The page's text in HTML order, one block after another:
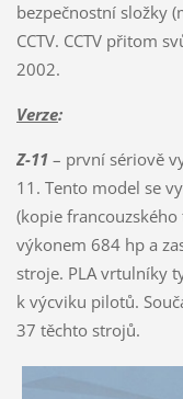
bezpečnostní složky
CCTV. CCTV přitom
2002.
Verze:
Z-11– první sériově
11. Tento model se
(kopie
výkonem 684 hp a
stroje. PLA vrtulníky
k výcviku pilotů.
37 těchto strojů.